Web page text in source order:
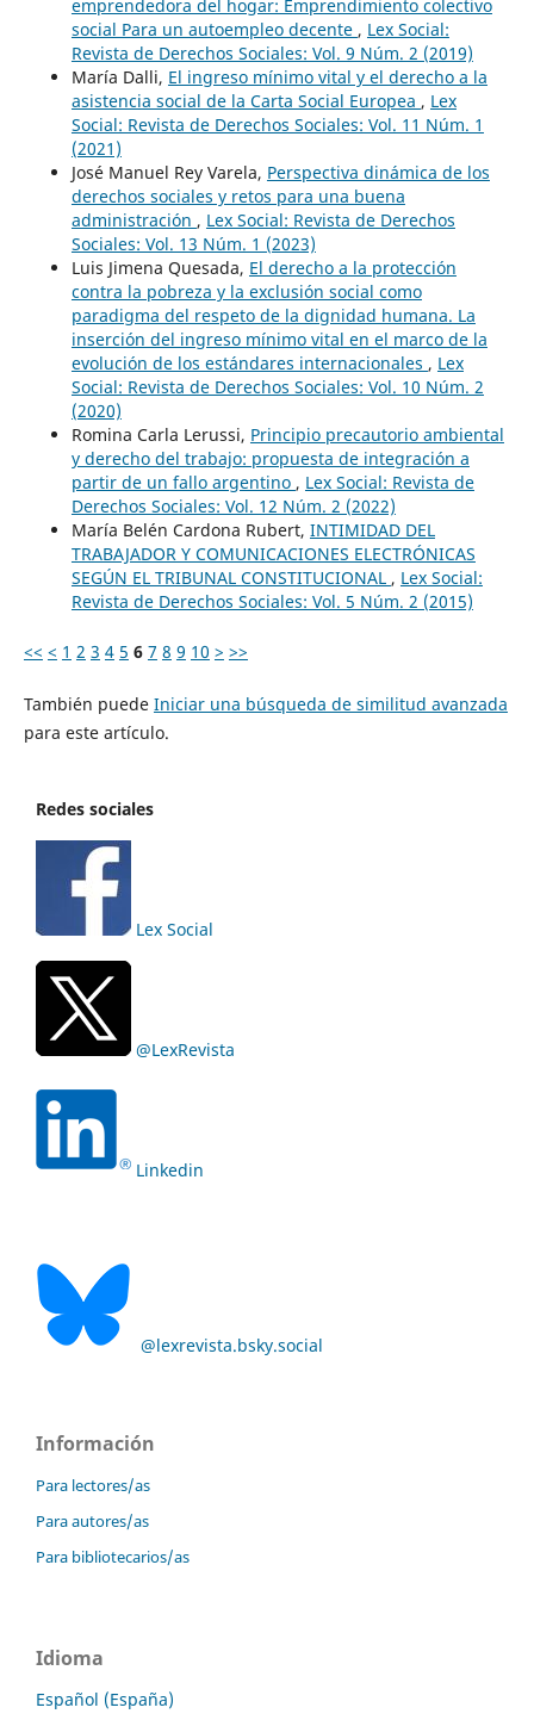
emprendedora del hogar: Emprendimiento colectivo
social Para un autoempleo decente , Lex Social:
Revista de Derechos Sociales: Vol. 9 Núm. 2 (2019)
María Dalli, El ingreso mínimo vital y el derecho a la
asistencia social de la Carta Social Europea , Lex
Social: Revista de Derechos Sociales: Vol. 11 Núm. 1
(2021)
José Manuel Rey Varela, Perspectiva dinámica de los
derechos sociales y retos para una buena
administración , Lex Social: Revista de Derechos
Sociales: Vol. 13 Núm. 1 (2023)
Luis Jimena Quesada, El derecho a la protección
contra la pobreza y la exclusión social como
paradigma del respeto de la dignidad humana. La
inserción del ingreso mínimo vital en el marco de la
evolución de los estándares internacionales , Lex
Social: Revista de Derechos Sociales: Vol. 10 Núm. 2
(2020)
Romina Carla Lerussi, Principio precautorio ambiental
y derecho del trabajo: propuesta de integración a
partir de un fallo argentino , Lex Social: Revista de
Derechos Sociales: Vol. 12 Núm. 2 (2022)
María Belén Cardona Rubert, INTIMIDAD DEL
TRABAJADOR Y COMUNICACIONES ELECTRÓNICAS
SEGÚN EL TRIBUNAL CONSTITUCIONAL , Lex Social:
Revista de Derechos Sociales: Vol. 5 Núm. 2 (2015)
<< < 1 2 3 4 5 6 7 8 9 10 > >>
También puede Iniciar una búsqueda de similitud avanzada
para este artículo.
Redes sociales
Lex Social
@LexRevista
Linkedin
@lexrevista.bsky.social
Información
Para lectores/as
Para autores/as
Para bibliotecarios/as
Idioma
Español (España)